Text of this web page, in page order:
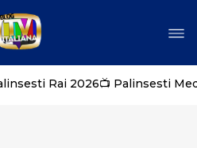
Rai 2026📺 Palinsesti